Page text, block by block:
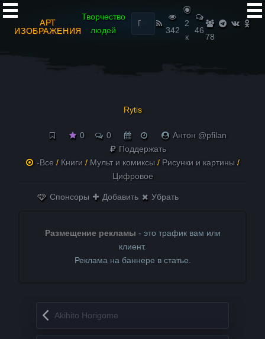
АРТ
ИЗОБРАЖЕНИЯ
Творчество
людей
Найти:
342
2
к
46
78
Rytis
0 0
Антон @pfilan
Поддержать
-Все / Книги / Мульт и комиксы / Рисунки и картины /
Цифровое
Спонсоры Добавить Убрать
Размещение рекламы - это трафик вам или
клиент.
Реклама на баннере в статье.
Запись навигация
Akihito Horigome